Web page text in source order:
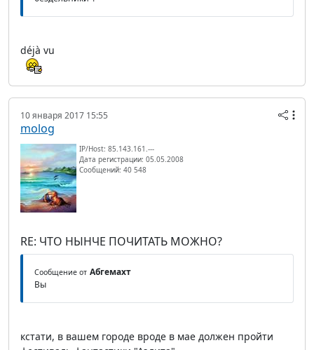
déjà vu
10 января 2017 15:55
molog
IP/Host: 85.143.161.---
Дата регистрации: 05.05.2008
Сообщений: 40 548
RE: ЧТО НЫНЧЕ ПОЧИТАТЬ МОЖНО?
Сообщение от Абгемахт
Вы
кстати, в вашем городе вроде в мае должен пройти